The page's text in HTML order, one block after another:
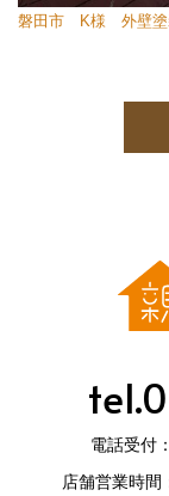
磐田市 K様 外壁塗
電話受付
店舗営業時